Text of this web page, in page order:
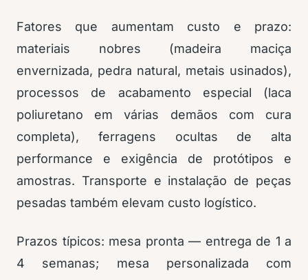
Fatores que aumentam custo e prazo:
materiais nobres (madeira maciça
envernizada, pedra natural, metais usinados),
processos de acabamento especial (laca
poliuretano em várias demãos com cura
completa), ferragens ocultas de alta
performance e exigência de protótipos e
amostras. Transporte e instalação de peças
pesadas também elevam custo logístico.
Prazos típicos: mesa pronta — entrega de 1 a
4 semanas; mesa personalizada com